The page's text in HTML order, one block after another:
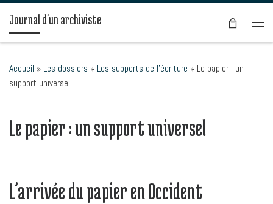
Passer au contenu
Journal d'un archiviste
Accueil » Les dossiers » Les supports de l’écriture » Le papier : un
support universel
Le papier : un support universel
L’arrivée du papier en Occident